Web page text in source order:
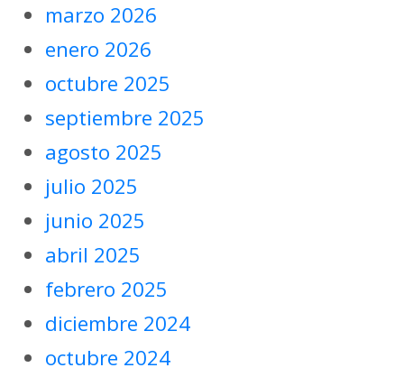
marzo 2026
enero 2026
octubre 2025
septiembre 2025
agosto 2025
julio 2025
junio 2025
abril 2025
febrero 2025
diciembre 2024
octubre 2024